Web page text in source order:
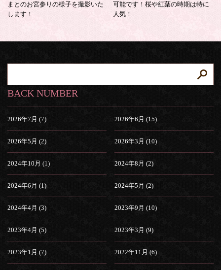
まとのお宮参りの様子を撮影いた
します！
可能です！桜や紅葉の時期は特に
人気！
BACK NUMBER
2026年7月 (7) 2026年6月 (15)
2026年5月 (2) 2026年3月 (10)
2024年10月 (1) 2024年8月 (2)
2024年6月 (1) 2024年5月 (2)
2024年4月 (3) 2023年9月 (10)
2023年4月 (5) 2023年3月 (9)
2023年1月 (7) 2022年11月 (6)